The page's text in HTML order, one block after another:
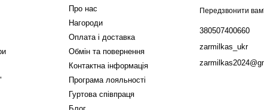
Про нас
Нагороди
Оплата і доставка
Обмін та повернення
Контактна інформація
Програма лояльності
Гуртова співпраця
Передзвонити
380507400660
zarmilkas_ukr